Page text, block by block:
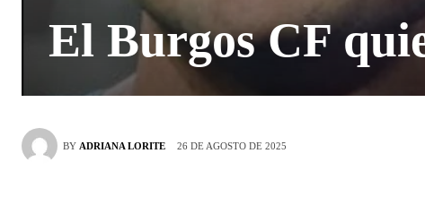
El Burgos CF
BY ADRIANA LORITE 26 DE AGOSTO DE 2025